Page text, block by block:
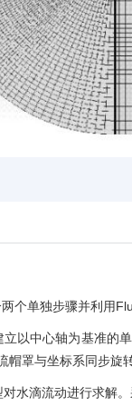
个单独步骤并利用
以中心轴为基准的
帽罩与坐标系同步
水滴流动进行求解